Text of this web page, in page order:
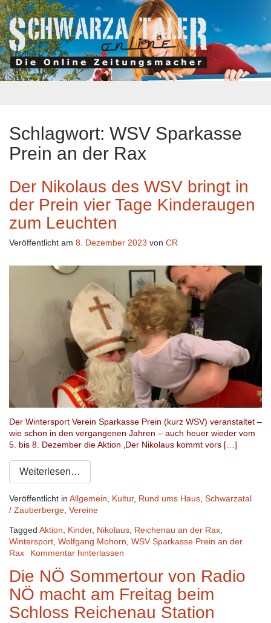
Schlagwort: WSV Sparkasse
Prein an der Rax
Der Nikolaus des WSV bringt in
der Prein vier Tage Kinderaugen
zum Leuchten
Veröffentlicht am 8. Dezember 2023 von CR
Der Wintersport Verein Sparkasse Prein (kurz WSV) veranstaltet –
wie schon in den vergangenen Jahren – auch heuer wieder vom
5. bis 8. Dezember die Aktion ‚Der Nikolaus kommt vors […]
Weiterlesen…
Veröffentlicht in Allgemein Kultur, Rund ums Haus Schwarzatal
/ Zauberberge Vereine
Tagged Aktion Kinder, Nikolaus Reichenau an der Rax
Wintersport Wolfgang Mohorn WSV Sparkasse Prein an der
Rax
Kommentar hinterlassen
Die NÖ Sommertour von Radio
NÖ macht am Freitag beim
Schloss Reichenau Station